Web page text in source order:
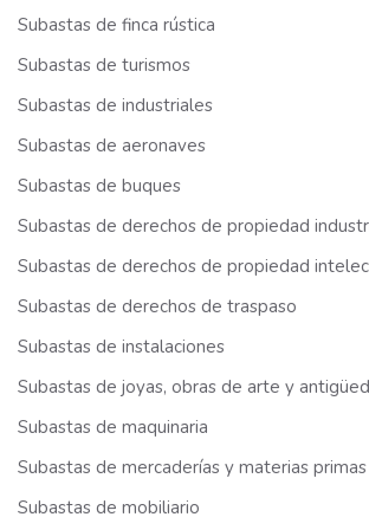
Subastas de finca rústica
Subastas de turismos
Subastas de industriales
Subastas de aeronaves
Subastas de buques
Subastas de derechos de propiedad
Subastas de derechos de propiedad
Subastas de derechos de traspaso
Subastas de instalaciones
Subastas de joyas, obras de arte y
Subastas de maquinaria
Subastas de mercaderías y materias primas
Subastas de mobiliario